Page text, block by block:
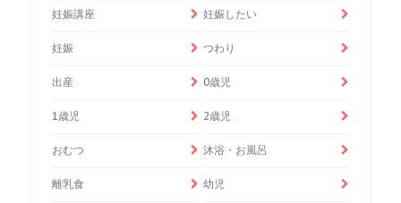
妊娠講座 妊娠したい
妊娠 つわり
出産 0歳児
1歳児 2歳児
おむつ 沐浴・お風呂
離乳食 幼児